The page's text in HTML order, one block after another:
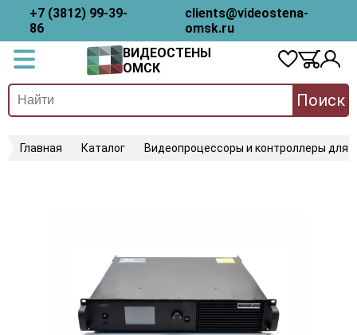
+7 (3812) 99-39-
86
clients@videostena-
omsk.ru
ВИДЕОСТЕНЫ
ОМСК
Поиск
Главная Каталог Видеопроцессоры и контроллеры для